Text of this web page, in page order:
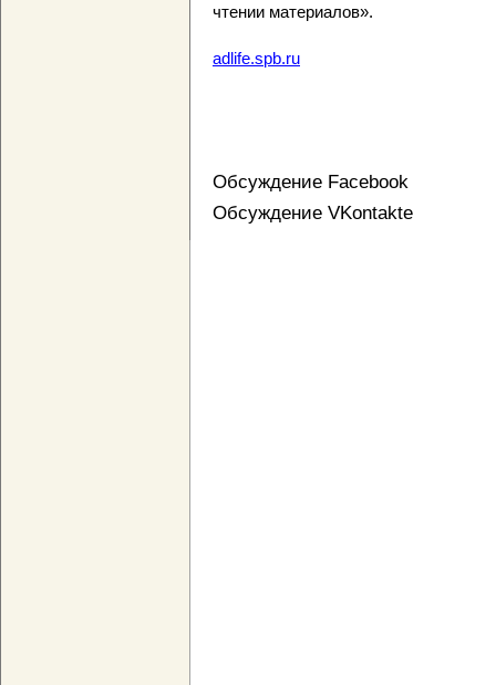
чтении материалов».
adlife.spb.ru
Обсуждение Facebook
Обсуждение VKontakte